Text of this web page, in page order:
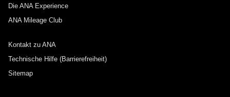
Die ANA Experience
ANA Mileage Club
Kontakt zu ANA
Technische Hilfe (Barrierefreiheit)
Sitemap